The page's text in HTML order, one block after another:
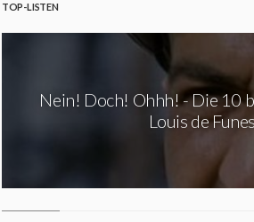
TOP-LISTEN
Nein! Doch! Ohhh! - Die 10
Louis de